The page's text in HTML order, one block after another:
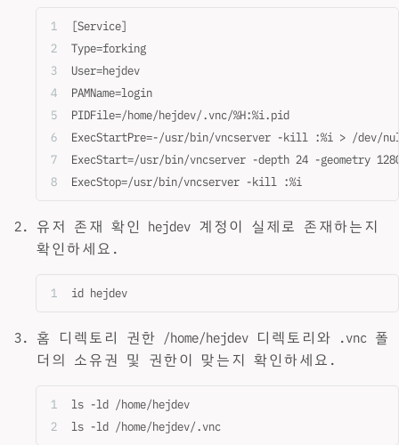
[Service]
Type=forking
User=hejdev
PAMName=login
PIDFile=/home/hejdev/.vnc/%H:%i.pid
ExecStartPre=-/usr/bin/vncserver -kill :%i > /dev/
ExecStart=/usr/bin/vncserver -depth 24 -geometry
ExecStop=/usr/bin/vncserver -kill :%i
유저 존재 확인 hejdev 계정이 실제로 존재하는지
확인하세요.
id hejdev
홈 디렉토리 권한 /home/hejdev 디렉토리와 .vnc 폴
더의 소유권 및 권한이 맞는지 확인하세요.
ls -ld /home/hejdev
ls -ld /home/hejdev/.vnc